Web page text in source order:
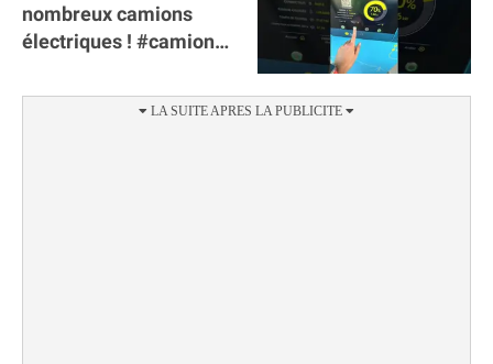
nombreux camions
électriques ! #camion
#voitureelectrique